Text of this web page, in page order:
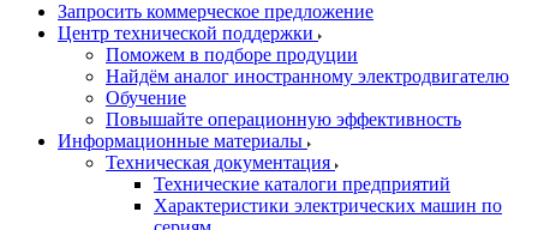
Запросить коммерческое предложение
Центр технической поддержки
Поможем в подборе продуции
Найдём аналог иностранному электродвигателю
Обучение
Повышайте операционную эффективность
Информационные материалы
Техническая документация
Технические каталоги предприятий
Характеристики электрических машин по